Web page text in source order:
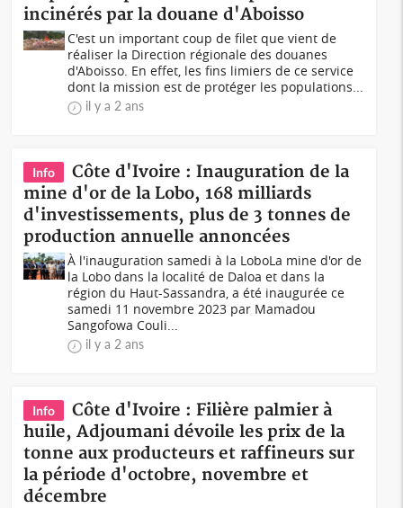
incinérés par la douane d'Aboisso
C'est un important coup de filet que vient de
réaliser la Direction régionale des douanes
d'Aboisso. En effet, les fins limiers de ce service
dont la mission est de protéger les populations...
il y a 2 ans
Info
Côte d'Ivoire : Inauguration de la
mine d'or de la Lobo, 168 milliards
d'investissements, plus de 3 tonnes de
production annuelle annoncées
À l'inauguration samedi à la LoboLa mine d'or de
la Lobo dans la localité de Daloa et dans la
région du Haut-Sassandra, a été inaugurée ce
samedi 11 novembre 2023 par Mamadou
Sangofowa Couli...
il y a 2 ans
Info
Côte d'Ivoire : Filière palmier à
huile, Adjoumani dévoile les prix de la
tonne aux producteurs et raffineurs sur
la période d'octobre, novembre et
décembre